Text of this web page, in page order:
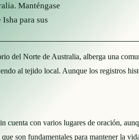
Manténgase
para sus
del Norte de Australia, alberga una
al tejido local. Aunque los registros
cuenta con varios lugares de oración,
son fundamentales para mantener la